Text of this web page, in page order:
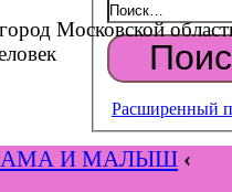
Московской
Расширенный
И МАЛЫШ ‹